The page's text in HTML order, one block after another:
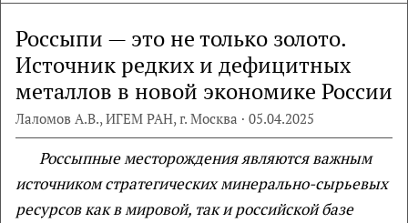
Россыпи — это не только золото.
Источник редких и дефицитных
металлов в новой экономике России
Лаломов А.В., ИГЕМ РАН, г. Москва · 05.04.2025
Россыпные месторождения являются важным
источником стратегических минерально-сырьевых
ресурсов как в мировой, так и российской базе